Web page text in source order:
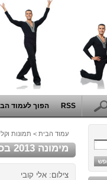
RSS הפוך לעמוד
עמוד הבית > תמונות
מימונה 2013 בכפר סבא
צילום: אלי קובי